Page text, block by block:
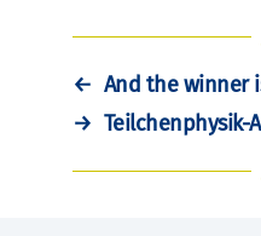
← And the winner
→ Teilchenphysik-